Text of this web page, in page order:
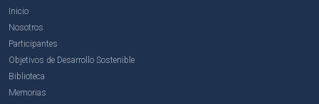
Inicio
Nosotros
Participantes
Objetivos de Desarrollo Sostenible
Biblioteca
Memorias